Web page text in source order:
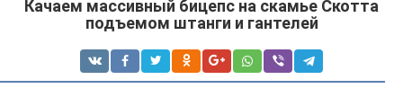
Качаем массивный бицепс на скамье Скотта
подъемом штанги и гантелей